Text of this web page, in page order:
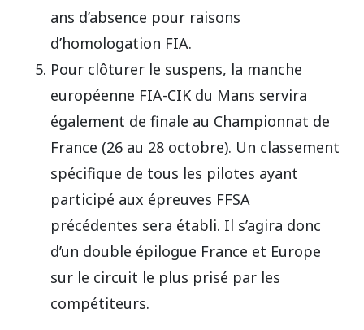
ans d’absence pour raisons
d’homologation FIA.
Pour clôturer le suspens, la manche
européenne FIA-CIK du Mans servira
également de finale au Championnat de
France (26 au 28 octobre). Un classement
spécifique de tous les pilotes ayant
participé aux épreuves FFSA
précédentes sera établi. Il s’agira donc
d’un double épilogue France et Europe
sur le circuit le plus prisé par les
compétiteurs.